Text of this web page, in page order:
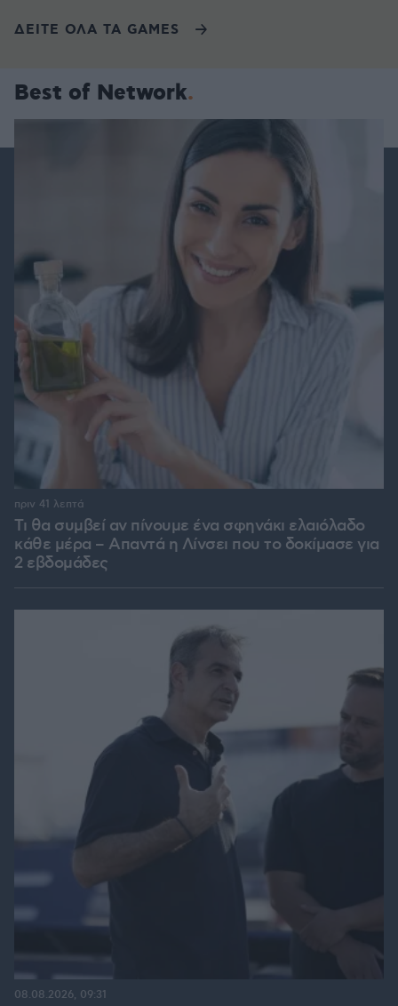
ΔΕΙΤΕ ΟΛΑ ΤΑ GAMES
Best of Network
Τι θα συμβεί αν πίνουμε ένα σφηνάκι ελαιόλαδο
κάθε μέρα – Απαντά η Λίνσει που το δοκίμασε για
2 εβδομάδες
πριν 41 λεπτά
08.08.2026, 09:31